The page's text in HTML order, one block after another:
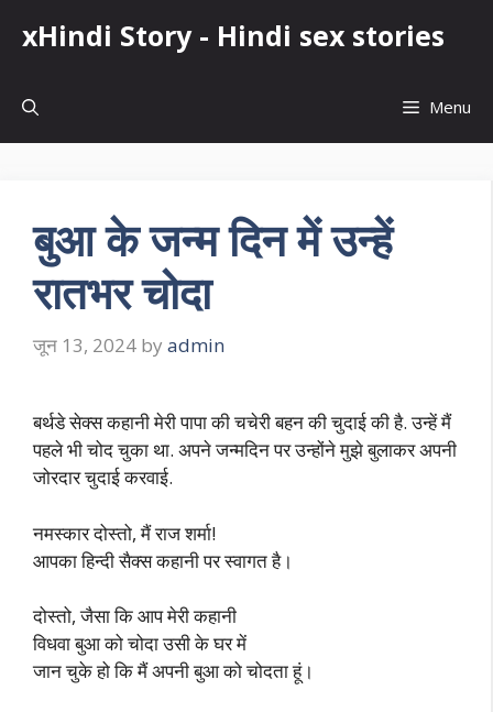
xHindi Story - Hindi sex stories
Menu
बुआ के जन्म दिन में उन्हें
रातभर चोदा
जून 13, 2024 by admin
बर्थडे सेक्स कहानी मेरी पापा की चचेरी बहन की चुदाई की है. उन्हें मैं
पहले भी चोद चुका था. अपने जन्मदिन पर उन्होंने मुझे बुलाकर अपनी
जोरदार चुदाई करवाई.
नमस्कार दोस्तो, मैं राज शर्मा!
आपका हिन्दी सैक्स कहानी पर स्वागत है।
दोस्तो, जैसा कि आप मेरी कहानी
विधवा बुआ को चोदा उसी के घर में
जान चुके हो कि मैं अपनी बुआ को चोदता हूं।